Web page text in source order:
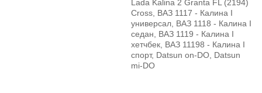
Lada Kalina 2 Granta FL (2194)
Cross, ВАЗ 1117 - Калина I
универсал, ВАЗ 1118 - Калина I
седан, ВАЗ 1119 - Калина I
хетчбек, ВАЗ 11198 - Калина I
спорт, Datsun on-DO, Datsun
mi-DO